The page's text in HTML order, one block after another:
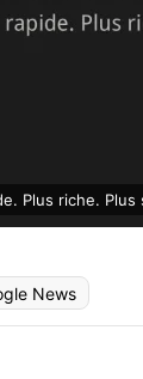
Plus riche.
News